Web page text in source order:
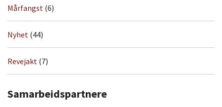
Mårfangst (6)
Nyhet (44)
Revejakt (7)
Samarbeidspartnere